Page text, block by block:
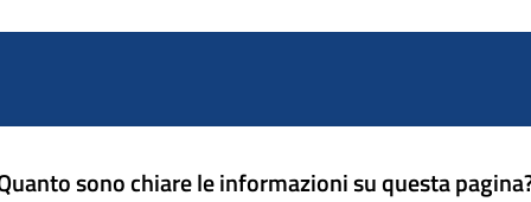
sono chiare le informazioni su questa